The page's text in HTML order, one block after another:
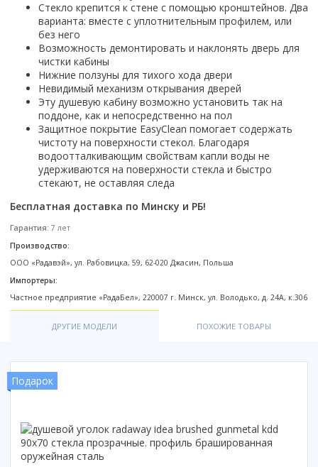
Комплектующие для ванн
Каркас
Ножки
Экраны под ванну
Гидромассажные системы
Wirpool
Китай
Недорогие
Дорогие
Уцененные
Недорогие по акции
Смотреть все
Топ брендов
Domani-spa
River
Welt-wasser
Esbano
Смотреть все
Форма
Угловая
Прямоугольные
Полукруглая
Смотреть все
С раздвижной дверью
С распашной дверью
С открывающейся дверью
Высота кабины
Форма
Прямоугольные
Закругленная
Комплектующие для унитазов
Гофры
Канализационный выпуск
Патрубки
Сиденья
Смотреть все
С отверстием под смеситель
С пьедесталом
С полупьедесталом
Исполнение
Для дачи
Для ванной
Умывальник-столешница
Уличный
Смотреть все
Италия
Россия
Смотреть все
Размер
40 см
50 см
60 см
65 см
Смотреть все
Страна производитель
Германия
Польша
Сербия
Чехия
Смотреть все
Страна производитель
Германия
Испания
Италия
Польша
Смотреть все
Чистящие средства
Grass
Karcher
O2 минерал
Vega
Страна производитель
Великобритания
Германия
Италия
Китай
Смотреть все
Пылесосы
Электровеники, электрошвабры
Стеклоочистители
Мойки высокого давления
Пароочистители
Подметальные машины
Гладильные доски
Насосы
Аккумуляторные воздуходувки
Этажерки, стеллажи, полки
Стекло крепится к стене с помощью кронштейнов. Два
варианта: вместе с уплотнительным профилем, или
без него
Возможность демонтировать и наклонять дверь для
чистки кабины
Нижние ползуны для тихого хода двери
Невидимый механизм открывания дверей
Эту душевую кабину возможно установить так на
поддоне, как и непосредственно на пол
Защитное покрытие EasyClean помогает содержать
чистоту на поверхности стекол. Благодаря
водоотталкивающим свойствам капли воды не
удерживаются на поверхности стекла и быстро
стекают, не оставляя следа
Бесплатная доставка по Минску и РБ!
Гарантия: 7 лет
Производство:
ООО «Радавэй», ул. Рабовицка, 59, 62-020 Джасин, Польша
Импортеры:
Частное предприятие «РадаБел», 220007 г. Минск, ул. Володько, д. 24А, к.306
ДРУГИЕ МОДЕЛИ ПОХОЖИЕ ТОВАРЫ
Подарок